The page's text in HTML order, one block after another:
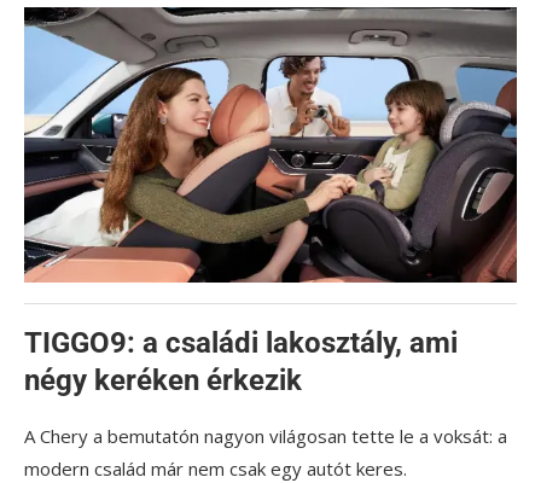
TIGGO9: a családi lakosztály, ami
négy keréken érkezik
A Chery a bemutatón nagyon világosan tette le a voksát: a
modern család már nem csak egy autót keres.